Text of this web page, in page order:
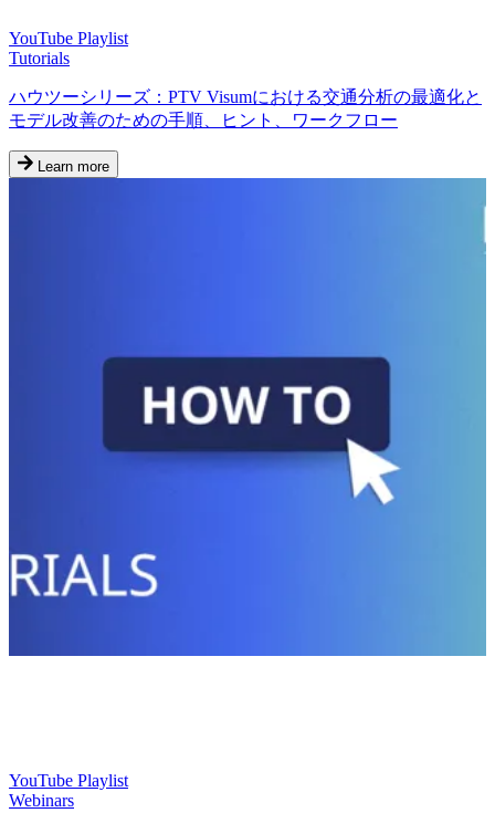
YouTube Playlist
Tutorials
ハウツーシリーズ：PTV Visumにおける交通分析の最適化と
モデル改善のための手順、ヒント、ワークフロー
Learn more
YouTube Playlist
Webinars